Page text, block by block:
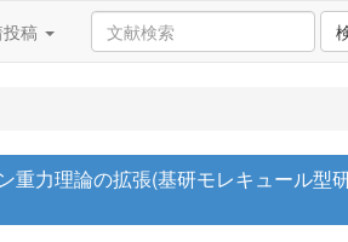
稿
重力理論の拡張(基研モレキュール型